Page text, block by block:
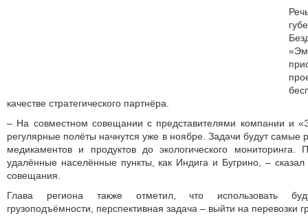
качестве стратегического партнёра.
– На совместном совещании с представителями компании и
регулярные полёты начнутся уже в ноябре. Задачи будут самые
медикаментов и продуктов до экологического мониторинга.
удалённые населённые пункты, как Индига и Бугрино, –
совещания.
Глава региона также отметил, что использовать
грузоподъёмности, перспективная задача – выйти на перевозки